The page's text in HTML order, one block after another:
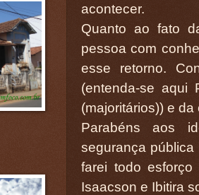
acontecer.
Quanto ao fato
pessoa com
esse retorno.
(entenda-se aqui
(majoritários)) e
Parabéns aos
segurança pública
farei todo
Isaacson e Ibitira